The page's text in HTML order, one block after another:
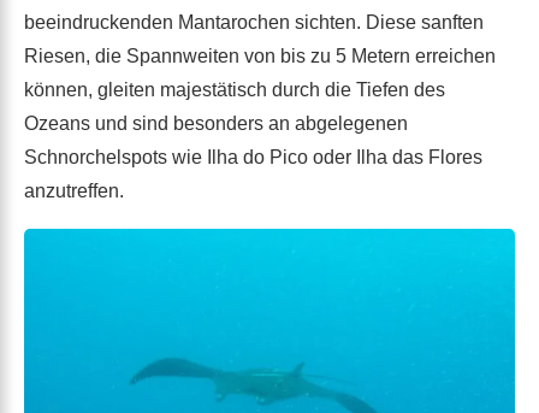
beeindruckenden Mantarochen sichten. Diese sanften
Riesen, die Spannweiten von bis zu 5 Metern erreichen
können, gleiten majestätisch durch die Tiefen des
Ozeans und sind besonders an abgelegenen
Schnorchelspots wie Ilha do Pico oder Ilha das Flores
anzutreffen.